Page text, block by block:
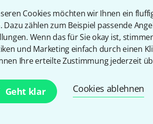
Cookies möchten wir Ihnen ein
Dazu zählen zum Beispiel passende
Wenn das für Sie okay ist,
und Marketing einfach durch einen
Ihre erteilte Zustimmung jederzeit
Geht klar Cookies ablehnen